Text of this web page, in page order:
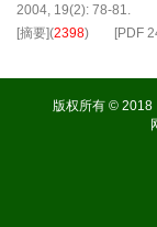
2004, 19(2): 78-81.
[摘要](2398) [PDF
版权所有 © 2018